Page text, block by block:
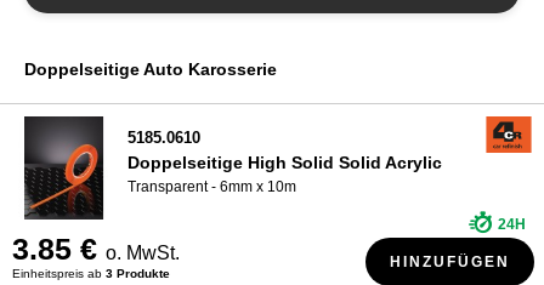
WER SIND WIR?
Doppelseitige Auto Karosserie
5185.0610
Doppelseitige High Solid Solid Acrylic
Transparent - 6mm x 10m
3.85 € o. MwSt.
Einheitspreis ab 3 Produkte
24H
HINZUFÜGEN